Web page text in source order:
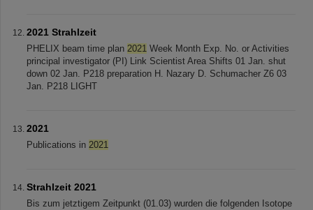
2021 Strahlzeit
PHELIX beam time plan 2021 Week Month Exp. No. or Activities
principal investigator (PI) Link Scientist Area Shifts 01 Jan. shut
down 02 Jan. P218 preparation H. Nazary D. Schumacher Z6 03
Jan. P218 LIGHT
2021
Publications in 2021
Strahlzeit 2021
Bis zum jetztigem Zeitpunkt (01.03) wurden die folgenden Isotope